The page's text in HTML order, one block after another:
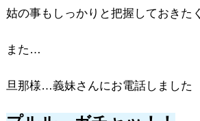
姑の事もしっかりと把握しておきた
また…
旦那様…義妹さんにお電話しました